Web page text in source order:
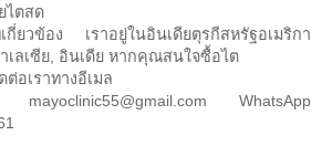
ไตสด
ข้อง เราอยู่ในอินเดียตุรกีสหรัฐอเมริกา
เลเซีย, อินเดีย หากคุณสนใจซื้อไต
ต่อเราทางอีเมล
WhatsApp